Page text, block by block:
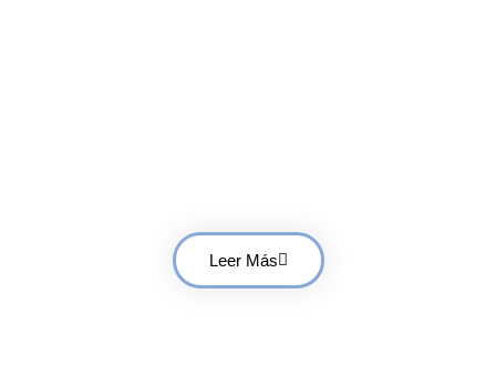
Leer Más